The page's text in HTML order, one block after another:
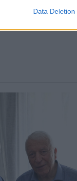
Data Deletion